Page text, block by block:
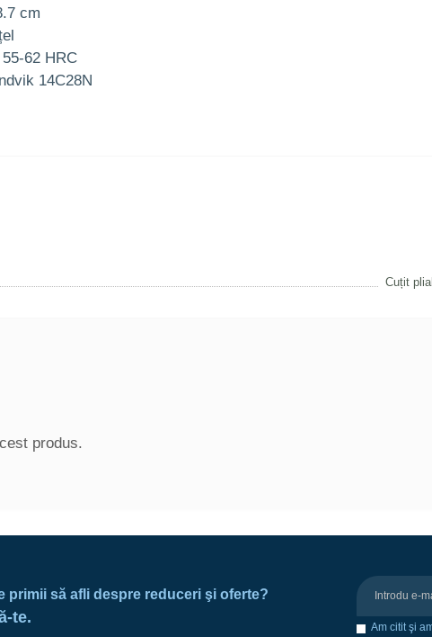
cm
62 HRC
14C28N
Cuțit
produs.
primii să afli despre reduceri şi oferte?
te.
Am citit şi